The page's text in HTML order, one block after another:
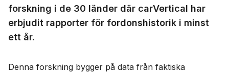
forskning i de 30 länder där carVertical har
erbjudit rapporter för fordonshistorik i minst
ett år.
Denna forskning bygger på data från faktiska